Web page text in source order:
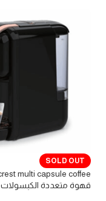
SOLD OUT
قهوة متعددة الكبسولات